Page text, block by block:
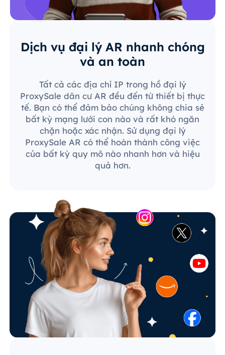
Dịch vụ đại lý AR nhanh chóng
và an toàn
Tất cả các địa chỉ IP trong hồ đại lý
ProxySale dân cư AR đều đến từ thiết bị thực
tế. Bạn có thể đảm bảo chúng không chia sẻ
bất kỳ mạng lưới con nào và rất khó ngăn
chặn hoặc xác nhận. Sử dụng đại lý
ProxySale AR có thể hoàn thành công việc
của bất kỳ quy mô nào nhanh hơn và hiệu
quả hơn.